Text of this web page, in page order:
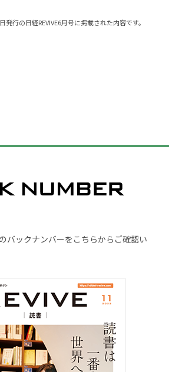
発行の日経REVIVE6月号に掲載された内容です。
バックナンバーをこちらからご確認い